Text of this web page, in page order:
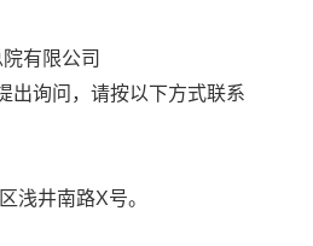
有限公司
出询问，请按以下方式联系
浅井南路X号。